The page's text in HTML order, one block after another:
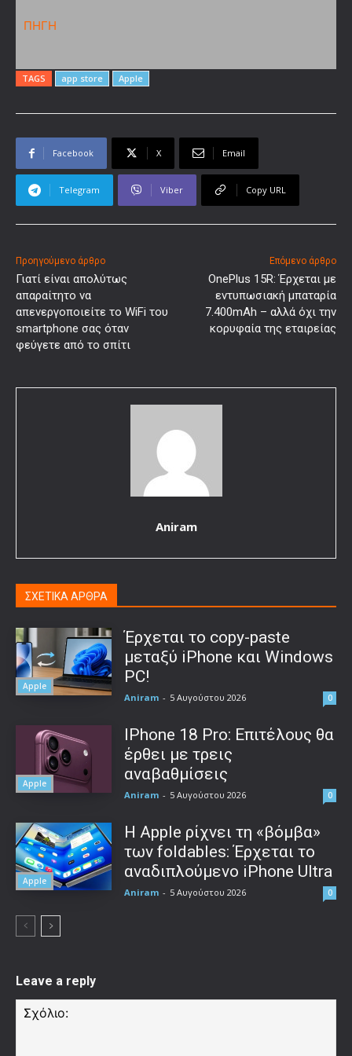
ΠΗΓΗ
TAGS app store Apple
Facebook X Email
Telegram Viber Copy URL
Προηγούμενο άρθρο
Γιατί είναι απολύτως
απαραίτητο να
απενεργοποιείτε το WiFi του
smartphone σας όταν
φεύγετε από το σπίτι
Επόμενο άρθρο
OnePlus 15R: Έρχεται με
εντυπωσιακή μπαταρία
7.400mAh – αλλά όχι την
κορυφαία της εταιρείας
Aniram
ΣΧΕΤΙΚΑ ΑΡΘΡΑ
Apple
Έρχεται το copy-paste
μεταξύ iPhone και Windows
PC!
Aniram - 5 Αυγούστου 2026 0
Apple
IPhone 18 Pro: Επιτέλους θα
έρθει με τρεις
αναβαθμίσεις
Aniram - 5 Αυγούστου 2026 0
Apple
Η Apple ρίχνει τη «βόμβα»
των foldables: Έρχεται το
αναδιπλούμενο iPhone Ultra
Aniram - 5 Αυγούστου 2026 0
Leave a reply